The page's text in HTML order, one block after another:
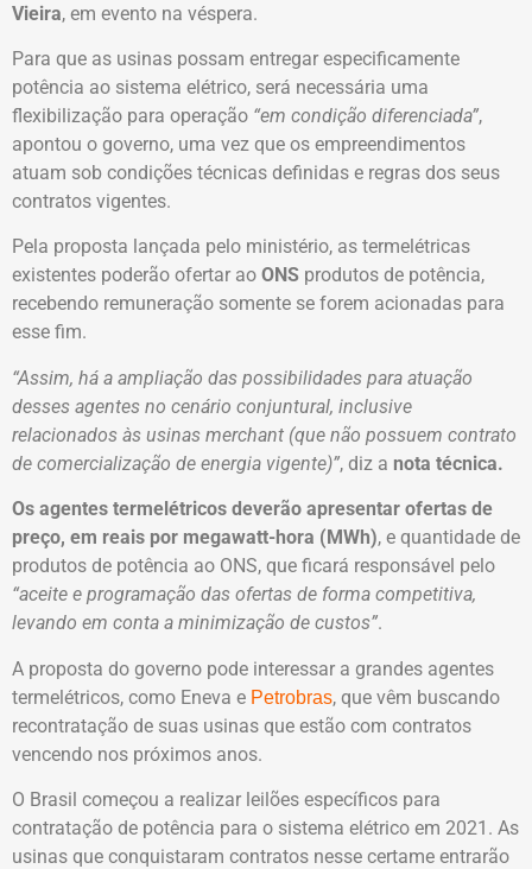
Vieira, em evento na véspera.
Para que as usinas possam entregar especificamente
potência ao sistema elétrico, será necessária uma
flexibilização para operação “em condição diferenciada”,
apontou o governo, uma vez que os empreendimentos
atuam sob condições técnicas definidas e regras dos seus
contratos vigentes.
Pela proposta lançada pelo ministério, as termelétricas
existentes poderão ofertar ao ONS produtos de potência,
recebendo remuneração somente se forem acionadas para
esse fim.
“Assim, há a ampliação das possibilidades para atuação
desses agentes no cenário conjuntural, inclusive
relacionados às usinas merchant (que não possuem contrato
de comercialização de energia vigente)”, diz a nota técnica.
Os agentes termelétricos deverão apresentar ofertas de
preço, em reais por megawatt-hora (MWh), e quantidade de
produtos de potência ao ONS, que ficará responsável pelo
“aceite e programação das ofertas de forma competitiva,
levando em conta a minimização de custos”.
A proposta do governo pode interessar a grandes agentes
termelétricos, como Eneva e Petrobras, que vêm buscando
recontratação de suas usinas que estão com contratos
vencendo nos próximos anos.
O Brasil começou a realizar leilões específicos para
contratação de potência para o sistema elétrico em 2021. As
usinas que conquistaram contratos nesse certame entrarão